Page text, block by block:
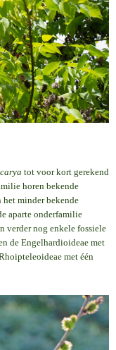
tot voor kort gerekend
horen bekende
het minder bekende
aparte onderfamilie
verder nog enkele fossiele
de Engelhardioideae met
met één